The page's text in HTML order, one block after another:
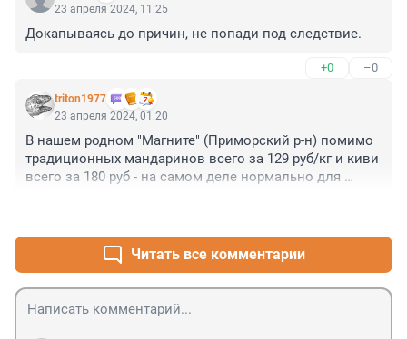
23 апреля 2024, 11:25
Докапываясь до причин, не попади под следствие.
+0 –0
triton1977
23 апреля 2024, 01:20
В нашем родном "Магните" (Приморский р-н) помимо
традиционных мандаринов всего за 129 руб/кг и киви
всего за 180 руб - на самом деле нормально для
Читать все комментарии